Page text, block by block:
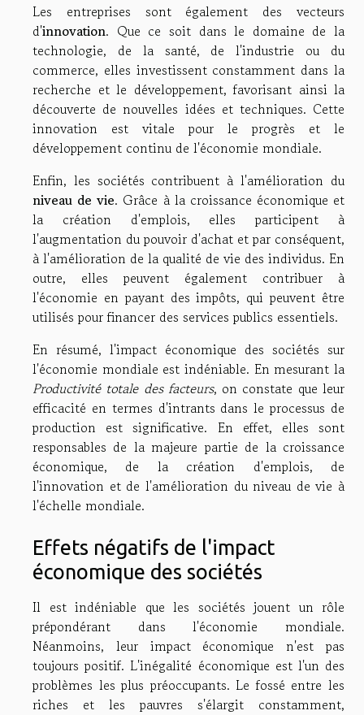
Les entreprises sont également des vecteurs
d'innovation. Que ce soit dans le domaine de la
technologie, de la santé, de l'industrie ou du
commerce, elles investissent constamment dans la
recherche et le développement, favorisant ainsi la
découverte de nouvelles idées et techniques. Cette
innovation est vitale pour le progrès et le
développement continu de l'économie mondiale.
Enfin, les sociétés contribuent à l'amélioration du
niveau de vie. Grâce à la croissance économique et
la création d'emplois, elles participent à
l'augmentation du pouvoir d'achat et par conséquent,
à l'amélioration de la qualité de vie des individus. En
outre, elles peuvent également contribuer à
l'économie en payant des impôts, qui peuvent être
utilisés pour financer des services publics essentiels.
En résumé, l'impact économique des sociétés sur
l'économie mondiale est indéniable. En mesurant la
Productivité totale des facteurs, on constate que leur
efficacité en termes d'intrants dans le processus de
production est significative. En effet, elles sont
responsables de la majeure partie de la croissance
économique, de la création d'emplois, de
l'innovation et de l'amélioration du niveau de vie à
l'échelle mondiale.
Effets négatifs de l'impact
économique des sociétés
Il est indéniable que les sociétés jouent un rôle
prépondérant dans l'économie mondiale.
Néanmoins, leur impact économique n'est pas
toujours positif. L'inégalité économique est l'un des
problèmes les plus préoccupants. Le fossé entre les
riches et les pauvres s'élargit constamment,